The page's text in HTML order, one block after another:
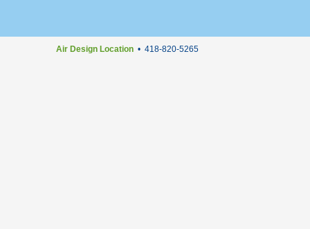
Air Design Location• 418-820-5265